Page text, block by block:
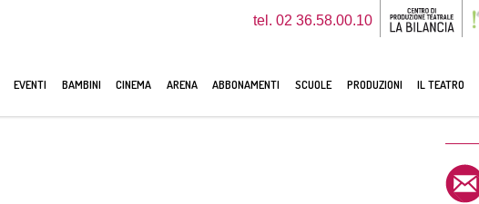
tel. 02 36.58.00.10
EVENTI BAMBINI CINEMA ARENA ABBONAMENTI SCUOLE PRODUZIONI IL TEATRO